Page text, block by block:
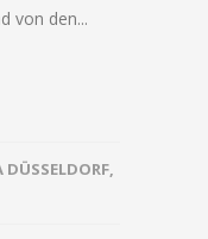
von den...
DÜSSELDORF,